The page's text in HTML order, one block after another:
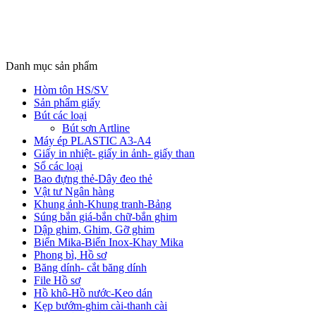
Danh mục sản phẩm
Hòm tôn HS/SV
Sản phẩm giấy
Bút các loại
Bút sơn Artline
Máy ép PLASTIC A3-A4
Giấy in nhiệt- giấy in ảnh- giấy than
Sổ các loại
Bao đựng thẻ-Dây đeo thẻ
Vật tư Ngân hàng
Khung ảnh-Khung tranh-Bảng
Súng bắn giá-bắn chữ-bắn ghim
Dập ghim, Ghim, Gỡ ghim
Biển Mika-Biển Inox-Khay Mika
Phong bì, Hồ sơ
Băng dính- cắt băng dính
File Hồ sơ
Hồ khô-Hồ nước-Keo dán
Kẹp bướm-ghim cài-thanh cài